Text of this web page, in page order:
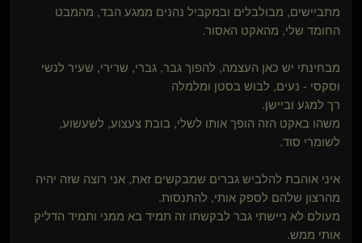
מתביישים, מבולבלים ובמקביל נהנים ממגע הבד, מהמבט
החומד שלי, מהאקט האסור.
מבחינתי יש כאן העצמה, להפוך גבר, גברי, שרירי, שעיר לנשי
וסקסי - נעים, לבוש בסטן ומלמלה
רך למגע וביישן.
משהו באקט הזה הופך אותו לשלי, בובת צעצוע, לשעשוע,
לשומרי סוד.
איני אוהבת להלביש גברים שמבקשים זאת, אני רוצה שזה יהיה
מהרצון שלהם לספק אותי, להתנסות.
מעולם לא ניישתי גבר לבקשתו זה תמיד בא ממני ותמיד הדליק
אותי ממש.